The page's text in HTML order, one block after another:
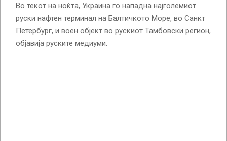
Во текот на ноќта, Украина го нападна најголемиот
руски нафтен терминал на Балтичкото Море, во Санкт
Петербург, и воен објект во рускиот Тамбовски регион,
објавија руските медиуми.